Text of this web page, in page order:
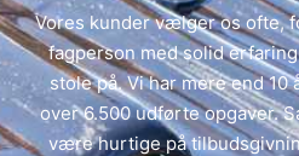
Vores kunder vælger os ofte,
fagperson med solid
stole på. Vi har mere end
over 6.500 udførte opgaver.
være hurtige på